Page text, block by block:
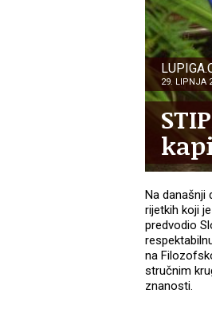
29. LIPNJA
Na današnji
rijetkih koji
predvodio
na
stručnim
znanosti.